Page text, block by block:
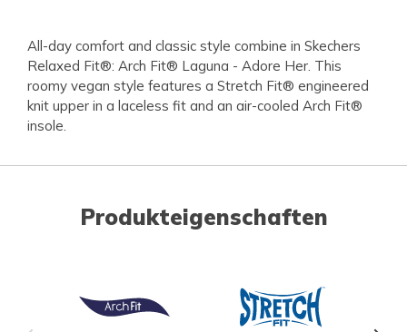
All-day comfort and classic style combine in Skechers
Relaxed Fit®: Arch Fit® Laguna - Adore Her. This
roomy vegan style features a Stretch Fit® engineered
knit upper in a laceless fit and an air-cooled Arch Fit®
insole.
Produkteigenschaften